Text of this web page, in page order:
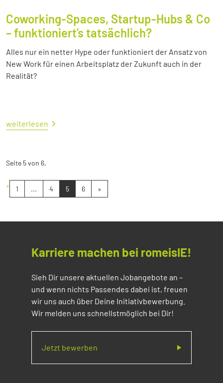
Coworking-Spaces, Startup-Hubs & Co
– funktioniert’s tatsächlich?
Alles nur ein netter Hype oder funktioniert der Ansatz von
New Work für einen Arbeitsplatz der Zukunft auch in der
Realität?
weiterlesen
Seite 5 von 6.
« 1 ... 4 5 6 »
Karriere machen bei romeisIE!
Sieh Dir unsere aktuellen Jobangebote an –
und wenn nichts Passendes dabei ist, freuen
wir uns auch über Deine Initiativbewerbung.
Wir melden uns schnellstmöglich bei Dir!
Jetzt bewerben